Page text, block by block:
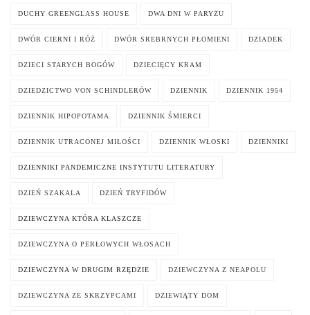
DUCHY GREENGLASS HOUSE DWA DNI W PARYŻU
DWÓR CIERNI I RÓŻ DWÓR SREBRNYCH PŁOMIENI DZIADEK
DZIECI STARYCH BOGÓW DZIECIĘCY KRAM
DZIEDZICTWO VON SCHINDLERÓW DZIENNIK DZIENNIK 1954
DZIENNIK HIPOPOTAMA DZIENNIK ŚMIERCI
DZIENNIK UTRACONEJ MIŁOŚCI DZIENNIK WŁOSKI DZIENNIKI
DZIENNIKI PANDEMICZNE INSTYTUTU LITERATURY
DZIEŃ SZAKALA DZIEŃ TRYFIDÓW
DZIEWCZYNA KTÓRA KLASZCZE
DZIEWCZYNA O PERŁOWYCH WŁOSACH
DZIEWCZYNA W DRUGIM RZĘDZIE DZIEWCZYNA Z NEAPOLU
DZIEWCZYNA ZE SKRZYPCAMI DZIEWIĄTY DOM